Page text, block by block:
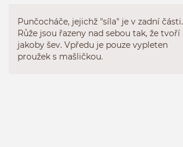
Punčocháče, jejichž "síla" je v zadní části.
Růže jsou řazeny nad sebou tak, že tvoří
jakoby šev. Vpředu je pouze vypleten
proužek s mašličkou.